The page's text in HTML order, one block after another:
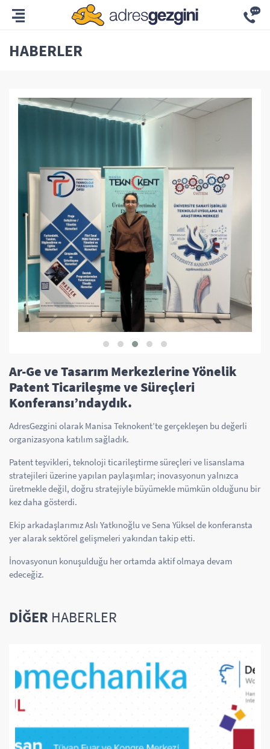
HABERLER
Ar-Ge ve Tasarım Merkezlerine Yönelik
Patent Ticarileşme ve Süreçleri
Konferansı’ndaydık.
AdresGezgini olarak Manisa Teknokent’te gerçekleşen bu değerli
organizasyona katılım sağladık.
Patent teşvikleri, teknoloji ticarileştirme süreçleri ve lisanslama
stratejileri üzerine yapılan paylaşımlar; inovasyonun yalnızca
üretmekle değil, doğru stratejiyle büyümekle mümkün olduğunu bir
kez daha gösterdi.
Ekip arkadaşlarımız Aslı Yatkınoğlu ve Sena Yüksel de konferansta
yer alarak sektörel gelişmeleri yakından takip etti.
İnovasyonun konuşulduğu her ortamda aktif olmaya devam
edeceğiz.
DIĞER HABERLER